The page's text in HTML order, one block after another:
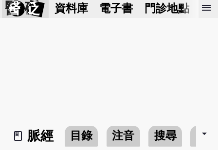
醫 砭 資料庫 電子書 門診地點 預
menu
book_2
脈經 目錄 注音 搜尋 書介
arrow_drop_down